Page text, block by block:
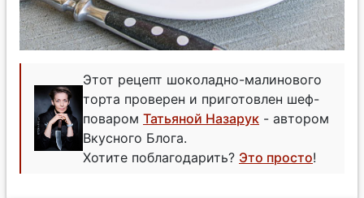
Этот рецепт шоколадно-малинового
торта проверен и приготовлен шеф-
поваром Татьяной Назарук - автором
Вкусного Блога.
Хотите поблагодарить? Это просто!